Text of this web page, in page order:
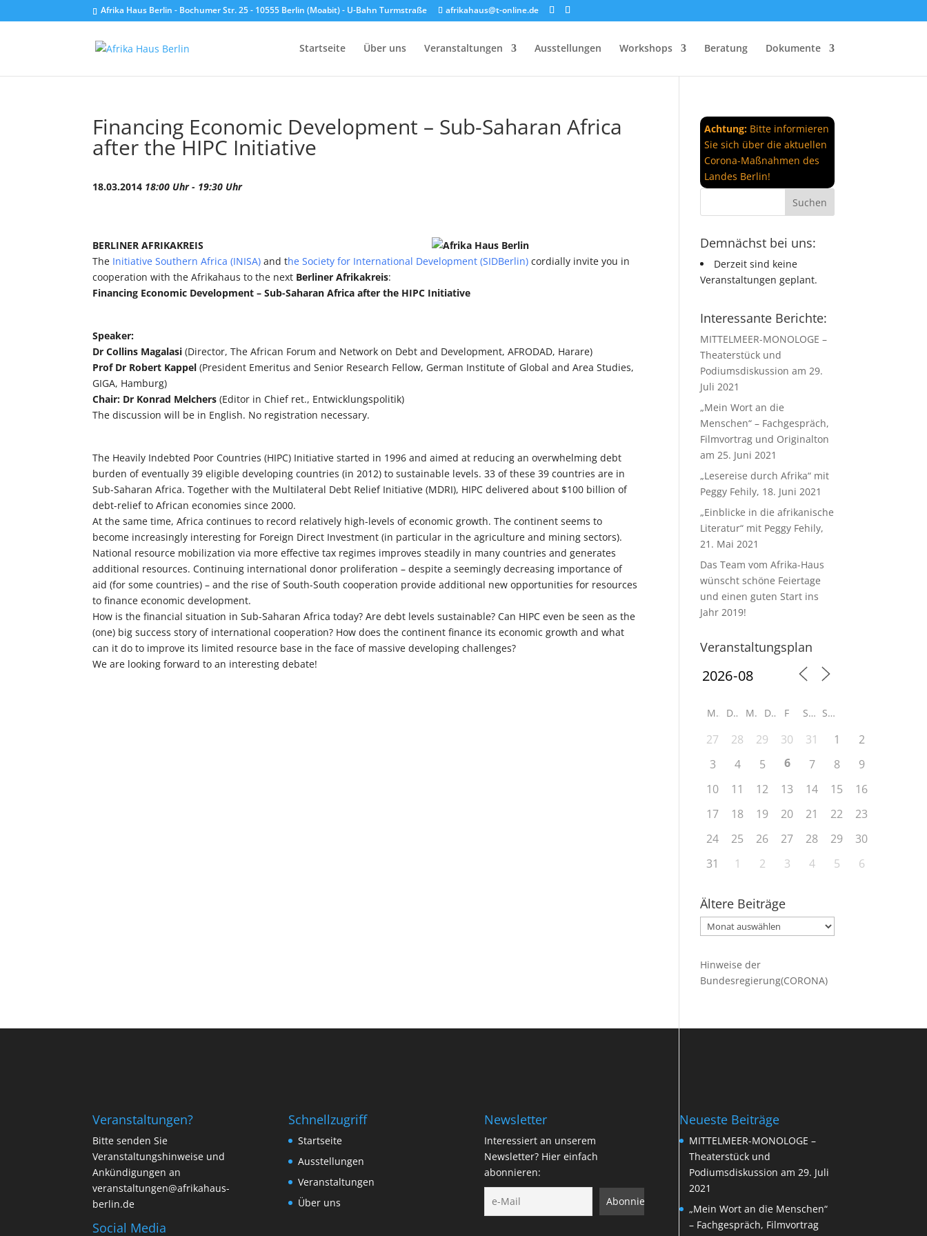
Afrika Haus Berlin - Bochumer Str. 25 - 10555 Berlin (Moabit) - U-Bahn Turmstraße afrikahaus@t-online.de
Startseite Über uns Veranstaltungen Ausstellungen Workshops Beratung Dokumente
Financing Economic Development – Sub-Saharan Africa
after the HIPC Initiative
18.03.2014 18:00 Uhr - 19:30 Uhr
BERLINER AFRIKAKREIS
The Initiative Southern Africa (INISA) and the Society for International Development (SIDBerlin) cordially invite you in
cooperation with the Afrikahaus to the next Berliner Afrikakreis:
Financing Economic Development – Sub-Saharan Africa after the HIPC Initiative
Speaker:
Dr Collins Magalasi(Director, The African Forum and Network on Debt and Development, AFRODAD, Harare)
Prof Dr Robert Kappel (President Emeritus and Senior Research Fellow, German Institute of Global and Area Studies,
GIGA, Hamburg)
Chair: Dr Konrad Melchers(Editor in Chief ret., Entwicklungspolitik)
The discussion will be in English. No registration necessary.
The Heavily Indebted Poor Countries (HIPC) Initiative started in 1996 and aimed at reducing an overwhelming debt
burden of eventually 39 eligible developing countries (in 2012) to sustainable levels. 33 of these 39 countries are in
Sub-Saharan Africa. Together with the Multilateral Debt Relief Initiative (MDRI), HIPC delivered about $100 billion of
debt-relief to African economies since 2000.
At the same time, Africa continues to record relatively high-levels of economic growth. The continent seems to
become increasingly interesting for Foreign Direct Investment (in particular in the agriculture and mining sectors).
National resource mobilization via more effective tax regimes improves steadily in many countries and generates
additional resources. Continuing international donor proliferation – despite a seemingly decreasing importance of
aid (for some countries) – and the rise of South-South cooperation provide additional new opportunities for resources
to finance economic development.
How is the financial situation in Sub-Saharan Africa today? Are debt levels sustainable? Can HIPC even be seen as the
(one) big success story of international cooperation? How does the continent finance its economic growth and what
can it do to improve its limited resource base in the face of massive developing challenges?
We are looking forward to an interesting debate!
Achtung: Bitte informieren
Sie sich über die aktuellen
Corona-Maßnahmen des
Landes Berlin!
Demnächst bei uns:
Derzeit sind keine
Veranstaltungen geplant.
Interessante Berichte:
MITTELMEER-MONOLOGE –
Theaterstück und
Podiumsdiskussion am 29.
Juli 2021
„Mein Wort an die
Menschen“ – Fachgespräch,
Filmvortrag und Originalton
am 25. Juni 2021
„Lesereise durch Afrika“ mit
Peggy Fehily, 18. Juni 2021
„Einblicke in die afrikanische
Literatur“ mit Peggy Fehily,
21. Mai 2021
Das Team vom Afrika-Haus
wünscht schöne Feiertage
und einen guten Start ins
Jahr 2019!
Veranstaltungsplan
M D M D F S S
27 28 29 30 31 1
2
3
4 5 6 7 8
9
10
11 12 13 14 15
16
17
18 19 20 21 22
23
24
25 26 27 28 29
30
31
1 2 3 4 5 6
Ältere Beiträge
Ältere
Beiträge
Hinweise der
Bundesregierung(CORONA)
Veranstaltungen?
Bitte senden Sie
Veranstaltungshinweise und
Ankündigungen an
veranstaltungen@afrikahaus-
berlin.de
Social Media
Schnellzugriff
Startseite
Ausstellungen
Veranstaltungen
Über uns
Newsletter
Interessiert an unserem
Newsletter? Hier einfach
abonnieren:
Neueste Beiträge
MITTELMEER-MONOLOGE –
Theaterstück und
Podiumsdiskussion am 29. Juli
2021
„Mein Wort an die Menschen“
– Fachgespräch, Filmvortrag